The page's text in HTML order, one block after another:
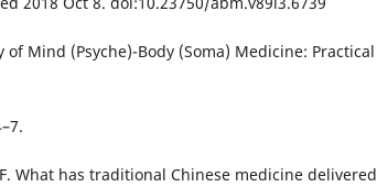
of Mind (Psyche)-Body (Soma) Medicine: Practical
What has traditional Chinese medicine delivered